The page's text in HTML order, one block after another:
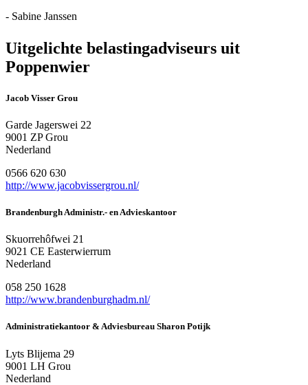
- Sabine Janssen
Uitgelichte belastingadviseurs uit
Poppenwier
Jacob Visser Grou
Garde Jagerswei 22
9001 ZP Grou
Nederland
0566 620 630
http://www.jacobvissergrou.nl/
Brandenburgh Administr.- en Advieskantoor
Skuorrehôfwei 21
9021 CE Easterwierrum
Nederland
058 250 1628
http://www.brandenburghadm.nl/
Administratiekantoor & Adviesbureau Sharon Potijk
Lyts Blijema 29
9001 LH Grou
Nederland